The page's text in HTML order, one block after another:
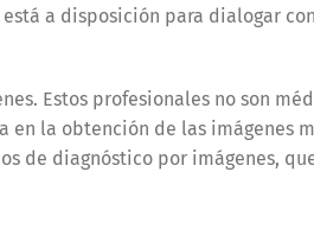
a disposición para dialogar
Estos profesionales no son
la obtención de las imágenes
de diagnóstico por imágenes,